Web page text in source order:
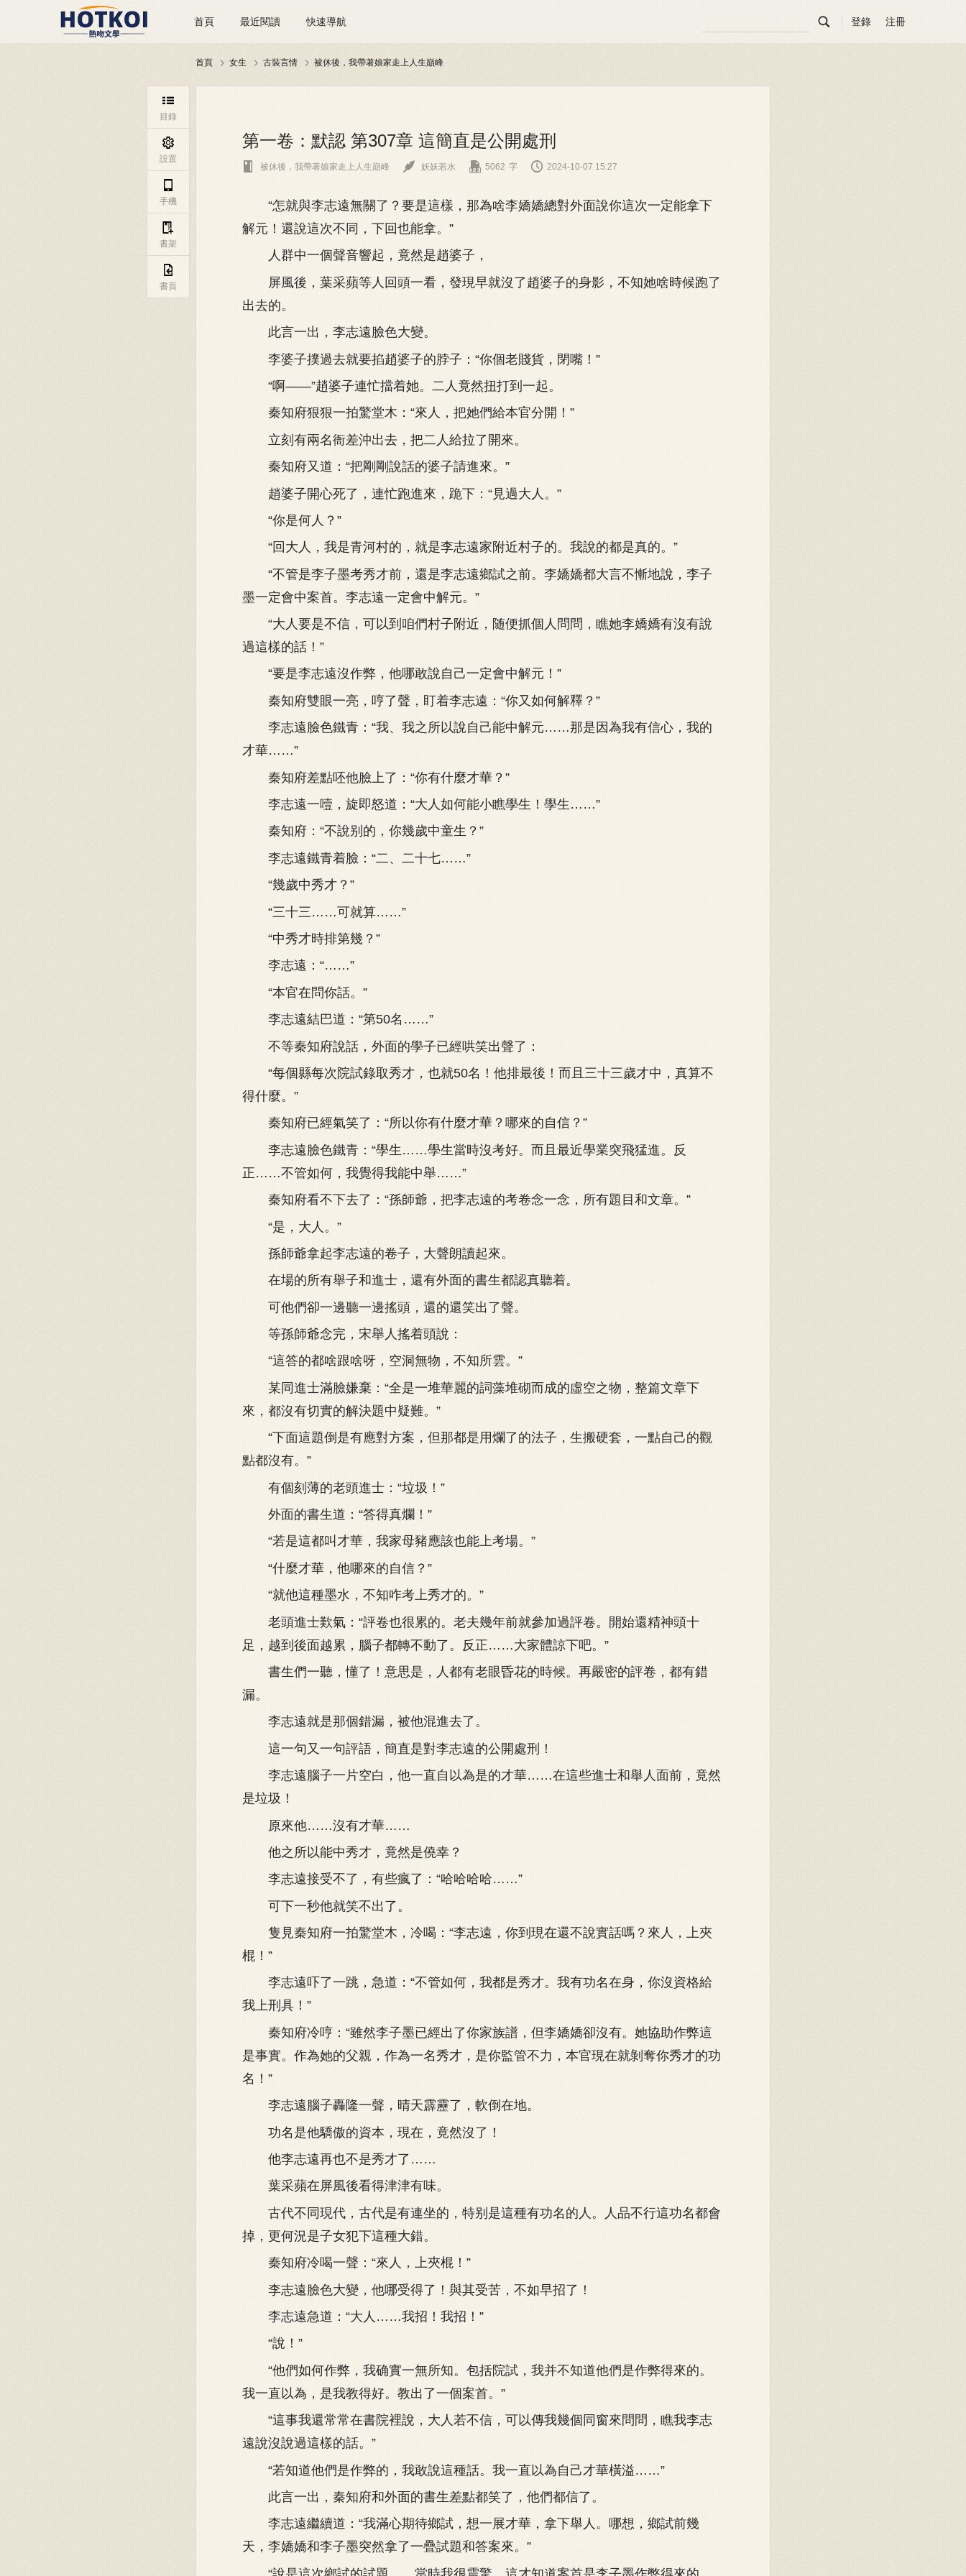
首頁 最近閱讀 快速導航  登錄 注冊
首頁  女生  古裝言情  被休後，我帶著娘家走上人生巔峰
第一卷：默認 第307章 這簡直是公開處刑
 被休後，我帶著娘家走上人生巔峰  妖妖若水  5062 字  2024-10-07 15:27
“怎就與李志遠無關了？要是這樣，那為啥李嬌嬌總對外面說你這次一定能拿下
解元！還說這次不同，下回也能拿。”
人群中一個聲音響起，竟然是趙婆子，
屏風後，葉采蘋等人回頭一看，發現早就沒了趙婆子的身影，不知她啥時候跑了
出去的。
此言一出，李志遠臉色大變。
李婆子撲過去就要掐趙婆子的脖子：“你個老賤貨，閉嘴！”
“啊——”趙婆子連忙擋着她。二人竟然扭打到一起。
秦知府狠狠一拍驚堂木：“來人，把她們給本官分開！”
立刻有兩名衙差沖出去，把二人給拉了開來。
秦知府又道：“把剛剛說話的婆子請進來。”
趙婆子開心死了，連忙跑進來，跪下：“見過大人。”
“你是何人？”
“回大人，我是青河村的，就是李志遠家附近村子的。我說的都是真的。”
“不管是李子墨考秀才前，還是李志遠鄉試之前。李嬌嬌都大言不慚地說，李子
墨一定會中案首。李志遠一定會中解元。”
“大人要是不信，可以到咱們村子附近，随便抓個人問問，瞧她李嬌嬌有沒有說
過這樣的話！”
“要是李志遠沒作弊，他哪敢說自己一定會中解元！”
秦知府雙眼一亮，哼了聲，盯着李志遠：“你又如何解釋？”
李志遠臉色鐵青：“我、我之所以說自己能中解元……那是因為我有信心，我的
才華……”
秦知府差點呸他臉上了：“你有什麼才華？”
李志遠一噎，旋即怒道：“大人如何能小瞧學生！學生……”
秦知府：“不說别的，你幾歲中童生？”
李志遠鐵青着臉：“二、二十七……”
“幾歲中秀才？”
“三十三……可就算……”
“中秀才時排第幾？”
李志遠：“……”
“本官在問你話。”
李志遠結巴道：“第50名……”
不等秦知府說話，外面的學子已經哄笑出聲了：
“每個縣每次院試錄取秀才，也就50名！他排最後！而且三十三歲才中，真算不
得什麼。”
秦知府已經氣笑了：“所以你有什麼才華？哪來的自信？”
李志遠臉色鐵青：“學生……學生當時沒考好。而且最近學業突飛猛進。反
正……不管如何，我覺得我能中舉……”
秦知府看不下去了：“孫師爺，把李志遠的考卷念一念，所有題目和文章。”
“是，大人。”
孫師爺拿起李志遠的卷子，大聲朗讀起來。
在場的所有舉子和進士，還有外面的書生都認真聽着。
可他們卻一邊聽一邊搖頭，還的還笑出了聲。
等孫師爺念完，宋舉人搖着頭說：
“這答的都啥跟啥呀，空洞無物，不知所雲。”
某同進士滿臉嫌棄：“全是一堆華麗的詞藻堆砌而成的虛空之物，整篇文章下
來，都沒有切實的解決題中疑難。”
“下面這題倒是有應對方案，但那都是用爛了的法子，生搬硬套，一點自己的觀
點都沒有。”
有個刻薄的老頭進士：“垃圾！”
外面的書生道：“答得真爛！”
“若是這都叫才華，我家母豬應該也能上考場。”
“什麼才華，他哪來的自信？”
“就他這種墨水，不知咋考上秀才的。”
老頭進士歎氣：“評卷也很累的。老夫幾年前就參加過評卷。開始還精神頭十
足，越到後面越累，腦子都轉不動了。反正……大家體諒下吧。”
書生們一聽，懂了！意思是，人都有老眼昏花的時候。再嚴密的評卷，都有錯
漏。
李志遠就是那個錯漏，被他混進去了。
這一句又一句評語，簡直是對李志遠的公開處刑！
李志遠腦子一片空白，他一直自以為是的才華……在這些進士和舉人面前，竟然
是垃圾！
原來他……沒有才華……
他之所以能中秀才，竟然是僥幸？
李志遠接受不了，有些瘋了：“哈哈哈哈……”
可下一秒他就笑不出了。
隻見秦知府一拍驚堂木，冷喝：“李志遠，你到現在還不說實話嗎？來人，上夾
棍！”
李志遠吓了一跳，急道：“不管如何，我都是秀才。我有功名在身，你沒資格給
我上刑具！”
秦知府冷哼：“雖然李子墨已經出了你家族譜，但李嬌嬌卻沒有。她協助作弊這
是事實。作為她的父親，作為一名秀才，是你監管不力，本官現在就剝奪你秀才的功
名！”
李志遠腦子轟隆一聲，晴天霹靂了，軟倒在地。
功名是他驕傲的資本，現在，竟然沒了！
他李志遠再也不是秀才了……
葉采蘋在屏風後看得津津有味。
古代不同現代，古代是有連坐的，特别是這種有功名的人。人品不行這功名都會
掉，更何況是子女犯下這種大錯。
秦知府冷喝一聲：“來人，上夾棍！”
李志遠臉色大變，他哪受得了！與其受苦，不如早招了！
李志遠急道：“大人……我招！我招！”
“說！”
“他們如何作弊，我确實一無所知。包括院試，我并不知道他們是作弊得來的。
我一直以為，是我教得好。教出了一個案首。”
“這事我還常常在書院裡說，大人若不信，可以傳我幾個同窗來問問，瞧我李志
遠說沒說過這樣的話。”
“若知道他們是作弊的，我敢說這種話。我一直以為自己才華橫溢……”
此言一出，秦知府和外面的書生差點都笑了，他們都信了。
李志遠繼續道：“我滿心期待鄉試，想一展才華，拿下舉人。哪想，鄉試前幾
天，李嬌嬌和李子墨突然拿了一疊試題和答案來。”

目錄

設置
手機

書架

書頁